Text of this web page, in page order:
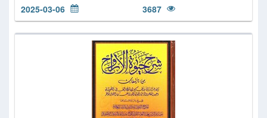
3687
2025-03-06